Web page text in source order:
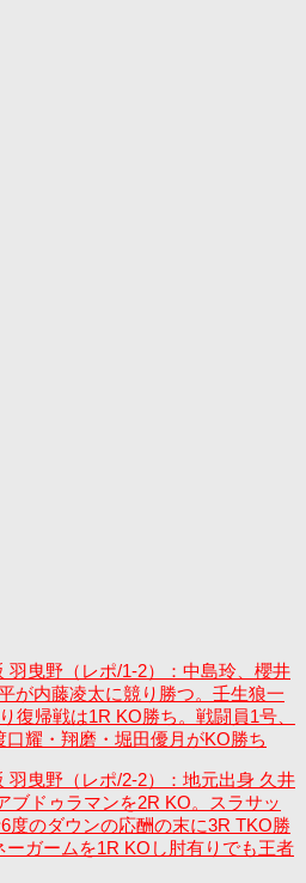
羽曳野（レポ/1-2）：中島玲、櫻井
が内藤凌太に競り勝つ。壬生狼一
復帰戦は1R KO勝ち。戦闘員1号、
耀・翔磨・堀田優月がKO勝ち
羽曳野（レポ/2-2）：地元出身 久井
ブドゥラマンを2R KO。スラサッ
度のダウンの応酬の末に3R TKO勝
ーガームを1R KOし肘有りでも王者